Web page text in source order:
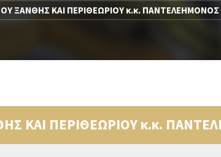
ΞΑΝΘΗΣ ΚΑΙ ΠΕΡΙΘΕΩΡΙΟΥ κ.κ. ΠΑΝΤΕΛΕΗΜΟΝΟΣ
ΚΑΙ ΠΕΡΙΘΕΩΡΙΟΥ κ.κ.